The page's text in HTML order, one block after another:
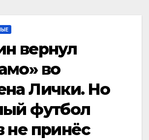
вернул
во
Лички. Но
футбол
не принёс